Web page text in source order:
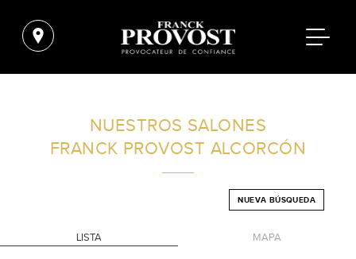
FILTROS AVANZADOS
NUESTROS SALONES
FRANCK PROVOST ALCORCÓN
NUEVA BÚSQUEDA
LISTA MAPA